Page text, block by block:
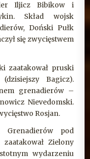
Iljicz Bibikow i
Skład wojsk
Doński Pułk
się zwycięstwem
zaatakował pruski
Bagicz).
grenadierów –
Nievedomski.
Rosjan.
pod
Zielony
wydarzeniu